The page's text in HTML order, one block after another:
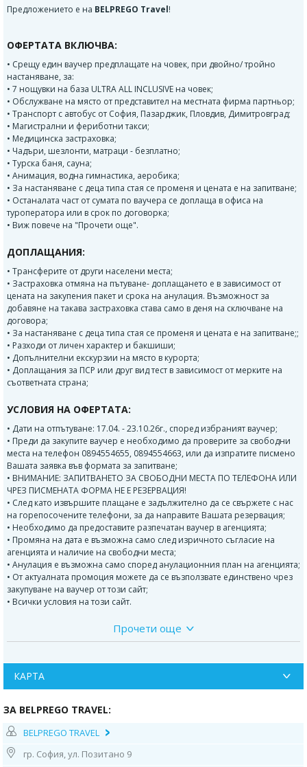
Предложението е на BELPREGO Travel!
ОФЕРТАТА ВКЛЮЧВА:
• Срещу един ваучер предплащате на човек, при двойно/ тройно
настаняване, за:
• 7 нощувки на база ULTRA ALL INCLUSIVE на човек;
• Обслужване на място от представител на местната фирма партньор;
• Транспорт с автобус от София, Пазарджик, Пловдив, Димитровград;
• Магистрални и фериботни такси;
• Медицинска застраховка;
• Чадъри, шезлонти, матраци - безплатно;
• Турска баня, сауна;
• Анимация, водна гимнастика, аеробика;
• За настаняване с деца типа стая се променя и цената е на запитване;
• Останалата част от сумата по ваучера се доплаща в офиса на
туроператора или в срок по договорка;
• Виж повече на "Прочети още".
ДОПЛАЩАНИЯ:
• Трансферите от други населени места;
• Застраховка отмяна на пътуване- доплащането е в зависимост от
цената на закупения пакет и срока на анулация. Възможност за
добавяне на такава застраховка става само в деня на сключване на
договора;
• За настаняване с деца типа стая се променя и цената е на запитване;;
• Разходи от личен характер и бакшиши;
• Допълнителни екскурзии на място в курорта;
• Доплащания за ПСР или друг вид тест в зависимост от мерките на
съответната страна;
УСЛОВИЯ НА ОФЕРТАТА:
• Дати на отпътуване: 17.04. - 23.10.26г., според избраният ваучер;
• Преди да закупите ваучер е необходимо да проверите за свободни
места на телефон 0894554655, 0894554663, или да изпратите писмено
Вашата заявка във формата за запитване;
• ВНИМАНИЕ: ЗАПИТВАНЕТО ЗА СВОБОДНИ МЕСТА ПО ТЕЛЕФОНА ИЛИ
ЧРЕЗ ПИСМЕНАТА ФОРМА НЕ Е РЕЗЕРВАЦИЯ!
• След като извършите плащане е задължително да се свържете с нас
на горепосочените телефони, за да направите Вашата резервация;
• Необходимо да предоставите разпечатан ваучер в агенцията;
• Промяна на дата е възможна само след изричното съгласие на
агенцията и наличие на свободни места;
• Анулация е възможна само според анулационния план на агенцията;
• От актуалната промоция можете да се възползвате единствено чрез
закупуване на ваучер от този сайт;
• Всички условия на този сайт.
на 22 км от гр. Алания и на 3 км от селището Турклер, на брега на
морето. Хотелът е построен през 1990 година, обща площ 9 000м2.
Последно реновиран през 2018 година.
В стаите:Хотелът разполага с едно 6-етажна сграда, и четири 4-5
етажни корпуса - общо 250 стаи. Стаите разполага с индивидуален
климатик, телевизор, телефон, баня с душ, сешоар, балкон, мини-бар
(в деня на пристигане е заредена вода безплатно), сейф (платен), Wi Fi
(платен), под - теракота или ламинат. Почистване на стаите -
Прочети още
КАРТА
ЗА BELPREGO TRAVEL:
BELPREGO TRAVEL
гр. София, ул. Позитано 9